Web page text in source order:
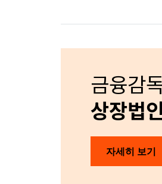
금융감
상장법
자세히 보기